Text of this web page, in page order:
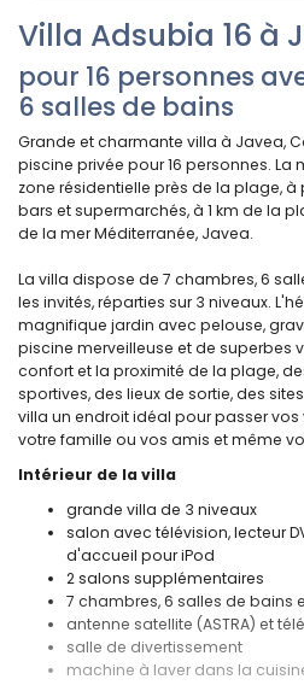
Villa Adsubia 16 à
pour 16 personnes
6 salles de bains
Grande et charmante villa à Javea,
piscine privée pour 16 personnes. La
zone résidentielle près de la plage,
bars et supermarchés, à 1 km de la
de la mer Méditerranée, Javea.
La villa dispose de 7 chambres, 6
les invités, réparties sur 3 niveaux.
magnifique jardin avec pelouse,
piscine merveilleuse et de superbes
confort et la proximité de la plage,
sportives, des lieux de sortie, des
villa un endroit idéal pour passer
votre famille ou vos amis et même
Intérieur de la villa
grande villa de 3 niveaux
salon avec télévision, lecteur
d'accueil pour iPod
2 salons supplémentaires
7 chambres, 6 salles de bains
antenne satellite (ASTRA) et
salle de divertissement
machine à laver dans la